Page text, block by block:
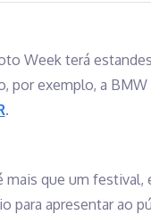
Week terá
por exemplo, a
.
mais que um
para apresentar ao